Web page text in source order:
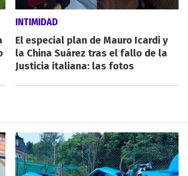
INTIMIDAD
El especial plan de Mauro Icardi y
la China Suárez tras el fallo de la
Justicia italiana: las fotos